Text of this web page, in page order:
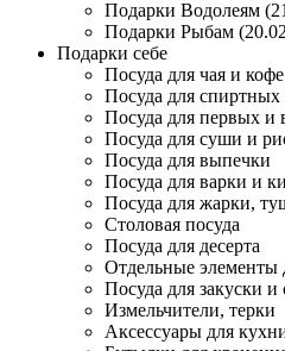
Подарки Водолеям
Подарки Рыбам
Подарки себе
Посуда для чая и кофе
Посуда для спиртных
Посуда для первых и
Посуда для суши и
Посуда для выпечки
Посуда для варки и
Посуда для жарки,
Столовая посуда
Посуда для десерта
Отдельные элементы
Посуда для закуски и
Измельчители, терки
Аксессуары для